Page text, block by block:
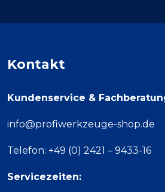
Kontakt
Kundenservice &
info@profiwerkzeuge-shop.de
Telefon: +49 (0) 2421 – 9433-16
Servicezeiten: